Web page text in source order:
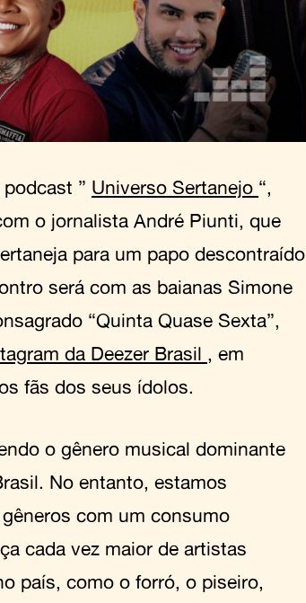
” Universo Sertanejo “,
o jornalista André Piunti, que
para um papo descontraído
será com as baianas Simone
“Quinta Quase Sexta”,
da Deezer Brasil , em
fãs dos seus ídolos.
o gênero musical dominante
No entanto, estamos
com um consumo
cada vez maior de artistas
país, como o forró, o piseiro,